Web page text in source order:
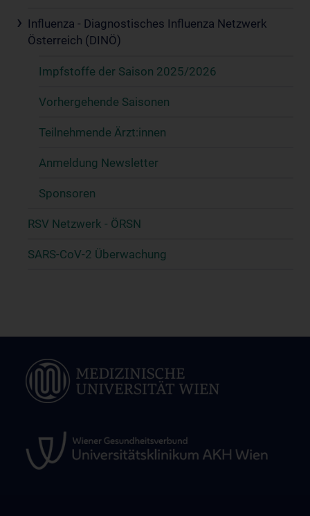
Influenza - Diagnostisches Influenza Netzwerk
Österreich (DINÖ)
Impfstoffe der Saison 2025/2026
Vorhergehende Saisonen
Teilnehmende Ärzt:innen
Anmeldung Newsletter
Sponsoren
RSV Netzwerk - ÖRSN
SARS-CoV-2 Überwachung